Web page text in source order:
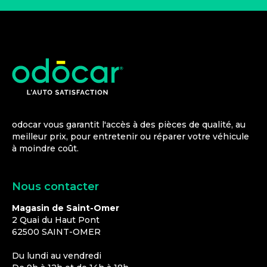
odocar vous garantit l'accès à des pièces de qualité, au
meilleur prix, pour entretenir ou réparer votre véhicule
à moindre coût.
Nous contacter
Magasin de Saint-Omer
2 Quai du Haut Pont
62500 SAINT-OMER
Du lundi au vendredi